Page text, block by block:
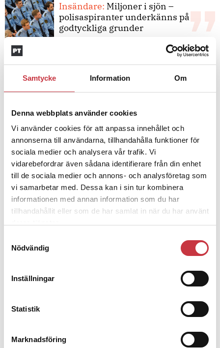
Samtycke Information Om
Denna webbplats använder cookies
Vi använder cookies för att anpassa innehållet och
annonserna till användarna, tillhandahålla funktioner för
sociala medier och analysera vår trafik. Vi
vidarebefordrar även sådana identifierare från din enhet
till de sociala medier och annons- och analysföretag som
vi samarbetar med. Dessa kan i sin tur kombinera
informationen med annan information som du har
tillhandahållit eller som de har samlat in när du har använt
Nödvändig
Inställningar
Statistik
Marknadsföring
Insändare: Miljoner i sjön –
polisaspiranter underkänns på
godtyckliga grunder
1 juni 2026
Jens Mårtensson:
Snart 20 år i tjänst
Polisregionen erkänner fel: ”Kommer
att rättas till”
Debatt
Det är inte evidenskrav som